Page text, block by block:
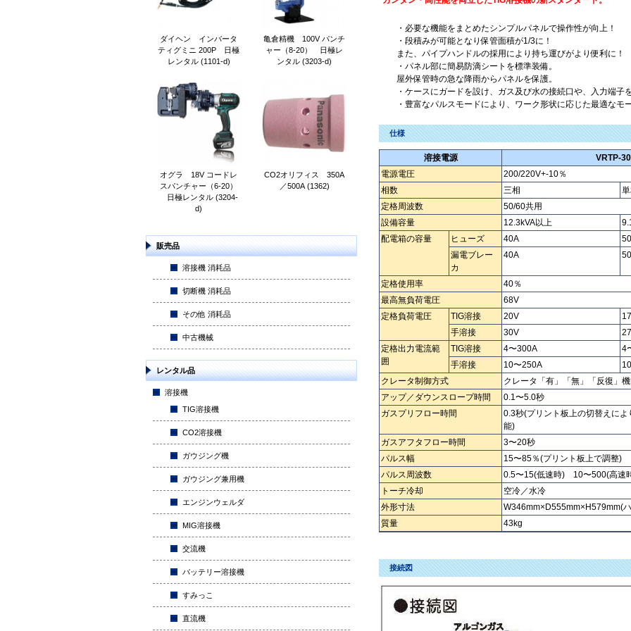
ダイヘン インバータ
ティグミニ 200P 日極
レンタル (1101-d)
亀倉精機 100V パンチ
ャー（8-20） 日極レ
ンタル (3203-d)
オグラ 18V コードレ
スパンチャー（6-20）
日極レンタル (3204-
d)
CO2オリフィス 350A
／500A (1362)
販売品
溶接機 消耗品
切断機 消耗品
その他 消耗品
中古機械
レンタル品
溶接機
TIG溶接機
CO2溶接機
ガウジング機
ガウジング兼用機
エンジンウェルダ
MIG溶接機
交流機
バッテリー溶接機
すみっこ
直流機
・必要な機能をまとめたシンプルパネルで操作性が向上！
・段積みが可能となり保管面積が1/3に！
また、パイプハンドルの採用により持ち運びがより便利に！
・パネル部に簡易防滴シートを標準装備。
屋外保管時の急な降雨からパネルを保護。
・ケースにガードを設け、ガス及び水の接続口や、入力端子
・豊富なパルスモードにより、ワーク形状に応じた最適なモ
仕様
溶接電源
VRTP-
電源電圧
200/220V+-10％
相数
三相
定格周波数
50/60共用
設備容量
12.3kVA以上
配電箱の容量
ヒューズ 40A
漏電ブレー
カ
40A
定格使用率
40％
最高無負荷電圧
68V
定格負荷電圧
TIG溶接 20V
手溶接
30V
定格出力電流範
囲
TIG溶接 4〜300A
4
手溶接
10〜250A
クレータ制御方式
クレータ「有」「無」「反復」
アップ／ダウンスロープ時間
0.1〜5.0秒
ガスプリフロー時間
0.3秒(プリント板上の切替えに
能)
ガスアフタフロー時間
3〜20秒
パルス幅
15〜85％(プリント板上で調整)
パルス周波数
0.5〜15(低速時) 10〜500(高速
トーチ冷却
空冷／水冷
外形寸法
W346mm×D555mm×H579mm(
質量
43kg
接続図